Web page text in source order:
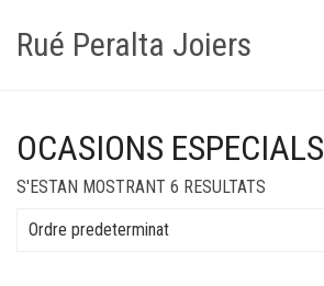
Rué Peralta Joiers
OCASIONS ESPECIALS
S'ESTAN MOSTRANT 6 RESULTATS
Ordre predeterminat